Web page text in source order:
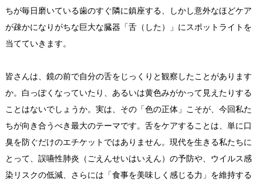
ちが毎日磨いている歯のすぐ隣に鎮座する、しかし意外なほどケア
が疎かになりがちな巨大な臓器「舌（した）」にスポットライトを
当てていきます。
皆さんは、鏡の前で自分の舌をじっくりと観察したことがあります
か。白っぽくなっていたり、あるいは黄色みがかって見えたりする
ことはないでしょうか。実は、その「色の正体」こそが、今回私た
ちが向き合うべき最大のテーマです。舌をケアすることは、単に口
臭を防ぐだけのエチケットではありません。現代を生きる私たちに
とって、誤嚥性肺炎（ごえんせいはいえん）の予防や、ウイルス感
染リスクの低減、さらには「食事を美味しく感じる力」を維持する